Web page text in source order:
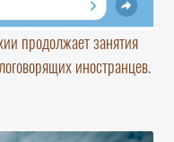
продолжает занятия
иностранцев.